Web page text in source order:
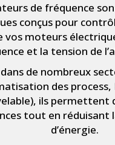
de fréquence
conçus pour
vos moteurs
et la tension de
de nombreux
des process,
ils permettent
tout en réduisant
d’énergie.